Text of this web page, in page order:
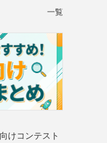
一覧
けコンテスト